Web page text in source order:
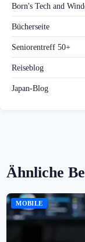
Born's Tech and
Bücherseite
Seniorentreff 50+
Reiseblog
Japan-Blog
Ähnliche
MOBILE